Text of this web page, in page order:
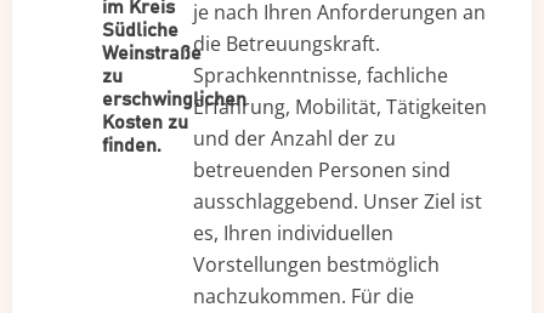
im Kreis
Südliche
Weinstraße
zu
erschwinglichen
Kosten zu
finden.
je nach Ihren Anforderungen an
die Betreuungskraft.
Sprachkenntnisse, fachliche
Erfahrung, Mobilität, Tätigkeiten
und der Anzahl der zu
betreuenden Personen sind
ausschlaggebend. Unser Ziel ist
es, Ihren individuellen
Vorstellungen bestmöglich
nachzukommen. Für die